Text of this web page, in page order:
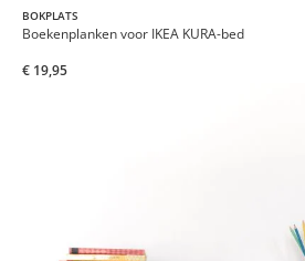
BOKPLATS
Boekenplanken voor IKEA KURA-bed
€ 19,95